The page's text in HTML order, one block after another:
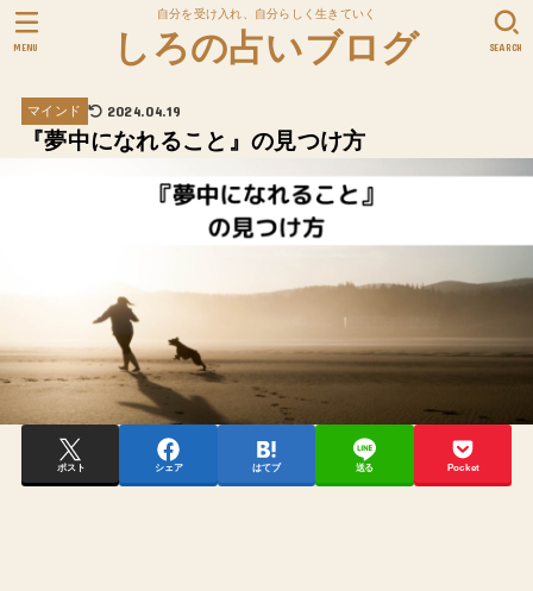
自分を受け入れ、自分らしく生きていく
しろの占いブログ SEARCH
MENU
マインド 2024.04.19
『夢中になれること』の見つけ方
ポスト シェア はてブ 送る Pocket